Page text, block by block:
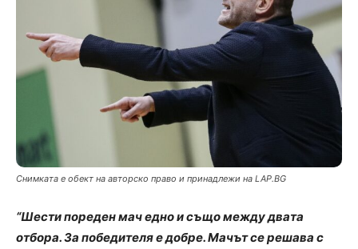
Снимката е обект на авторско право и принадлежи на LAP.BG
“Шести пореден мач едно и също между двата
отбора. За победителя е добре. Мачът се решава с